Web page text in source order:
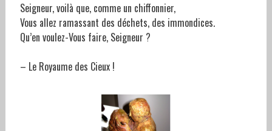
Seigneur, voilà que, comme un chiffonnier,
Vous allez ramassant des déchets, des immondices.
Qu’en voulez-Vous faire, Seigneur ?
– Le Royaume des Cieux !